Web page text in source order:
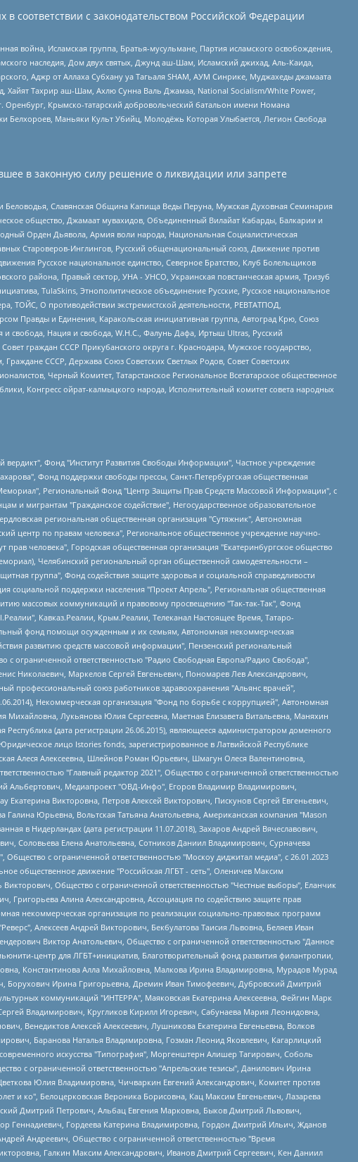
с законодательством Российской Федерации
война, Исламская группа, Братья-мусульмане, Партия исламского освобождения,
наследия, Дом двух святых, Джунд аш-Шам, Исламский джихад, Аль-Каида,
Аджр от Аллаха Субхану уа Тагьаля SHAM, АУМ Синрике, Муджахеды джамаата
Хайят Тахрир аш-Шам, Ахлю Сунна Валь Джамаа, National Socialism/White Power,
Оренбург, Крымско-татарский добровольческий батальон имени Номана
Белхороев, Маньяки Культ Убийц, Молодёжь Которая Улыбается, Легион Свобода
в законную силу решение о ликвидации или запрете
Беловодья, Славянская Община Капища Веды Перуна, Мужская Духовная Семинария
общество, Джамаат мувахидов, Объединенный Вилайат Кабарды, Балкарии и
Орден Дьявола, Армия воли народа, Национальная Социалистическая
Староверов-Инглингов, Русский общенациональный союз, Движение против
Русское национальное единство, Северное Братство, Клуб Болельщиков
района, Правый сектор, УНА - УНСО, Украинская повстанческая армия, Тризуб
TulaSkins, Этнополитическое объединение Русские, Русское национальное
ТОЙС, О противодействии экстремистской деятельности, РЕВТАТПОД,
Правды и Единения, Каракольская инициативная группа, Автоград Крю, Союз
и свобода, Нация и свобода, W.H.С., Фалунь Дафа, Иртыш Ultras, Русский
граждан СССР Прикубанского округа г. Краснодара, Мужское государство,
СССР, Держава Союз Советских Светлых Родов, Совет Советских
Черный Комитет, Татарстанское Региональное Всетатарское общественное
Конгресс ойрат-калмыцкого народа, Исполнительный комитет совета народных
"Нобелевский призыв", Гималова Регина Эмилевна, Григорьев Андрей Валерьевич, Григорьева Алина Александровна, Ассоциация по содействию защите прав призывников, альтернативнослужащих и военнослужащих "Правозащитная группа "Гражданин.Армия.Право", Хисамова Регина Фаритовна, Автономная некоммерческая организация по реализации социально-правовых программ "Лилит", Дальневосточное общественное движение "Маяк", Санкт-Петербургская ЛГБТ-инициативная группа "Выход", Инициативная группа ЛГБТ+ "Реверс", Алексеев Андрей Викторович, Бекбулатова Таисия Львовна, Беляев Иван Михайлович, Владыкина Елена Сергеевна, Гельман Марат Александрович, Никульшина Вероника Юрьевна, Толоконникова Надежда Андреевна, Шендерович Виктор Анатольевич, Общество с ограниченной ответственностью "Данное сообщение", Общество с ограниченной ответственностью Издательский дом "Новая глава", Айнбиндер Александра Александровна, Московский комьюнити-центр для ЛГБТ+инициатив, Благотворительный фонд развития филантропии, Deutsche Welle (Германия, Kurt-Schumacher-Strasse 3, 53113 Bonn), Борзунова Мария Михайловна, Воробьев Виктор Викторович, Голубева Анна Львовна, Константинова Алла Михайловна, Малкова Ирина Владимировна, Мурадов Мурад Абдулгалимович, Осетинская Елизавета Николаевна, Понасенков Евгений Николаевич, Ганапольский Матвей Юрьевич, Киселев Евгений Алексеевич, Борухович Ирина Григорьевна, Дремин Иван Тимофеевич, Дубровский Дмитрий Викторович, Красноярская региональная общественная организация поддержки и развития альтернативных образовательных технологий и межкультурных коммуникаций "ИНТЕРРА", Маяковская Екатерина Алексеевна, Фейгин Марк Захарович, Филимонов Андрей Викторович, Дзугкоева Регина Николаевна, Доброхотов Роман Александрович, Дудь Юрий Александрович, Елкин Сергей Владимирович, Кругликов Кирилл Игоревич, Сабунаева Мария Леонидовна, Семенов Алексей Владимирович, Шаинян Карен Багратович, Шульман Екатерина Михайловна, Асафьев Артур Валерьевич, Вахштайн Виктор Семенович, Венедиктов Алексей Алексеевич, Лушникова Екатерина Евгеньевна, Волков Леонид Михайлович, Невзоров Александр Глебович, Пархоменко Сергей Борисович, Сироткин Ярослав Николаевич, Кара-Мурза Владимир Владимирович, Баранова Наталья Владимировна, Гозман Леонид Яковлевич, Кагарлицкий Борис Юльевич, Климарев Михаил Валерьевич, Милов Владимир Станиславович, Автономная некоммерческая организация Краснодарский центр современного искусства "Типография", Моргенштерн Алишер Тагирович, Соболь Любовь Эдуардовна, Общество с ограниченной ответственностью "ЛИЗА НОРМ", Каспаров Гарри Кимович, Ходорковский Михаил Борисович, Общество с ограниченной ответственностью "Апрельские тезисы", Данилович Ирина Брониславовна, Кашин Олег Владимирович, Петров Николай Владимирович, Пивоваров Алексей Владимирович, Соколов Михаил Владимирович, Цветкова Юлия Владимировна, Чичваркин Евгений Александрович, Комитет против пыток/Команда против пыток, Общество с ограниченной ответственностью "Первый научный", Общество с ограниченной ответственностью "Вертолет и ко", Белоцерковская Вероника Борисовна, Кац Максим Евгеньевич, Лазарева Татьяна Юрьевна, Шаведдинов Руслан Табризович, Яшин Илья Валерьевич, Общество с ограниченной ответственностью "Иноагент ААВ", Алешковский Дмитрий Петрович, Альбац Евгения Марковна, Быков Дмитрий Львович, Галямина Юлия Евгеньевна, Лойко Сергей Леонидович, Мартынов Кирилл Константинович, Медведев Сергей Александрович, Крашенинников Федор Геннадиевич, Гордеева Катерина Вл